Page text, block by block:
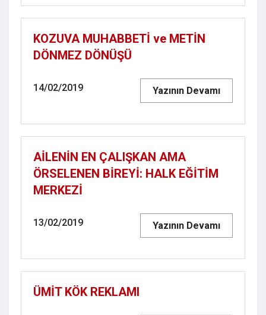
KOZUVA MUHABBETİ ve METİN
DÖNMEZ DÖNÜŞÜ
14/02/2019 Yazının Devamı
AİLENİN EN ÇALIŞKAN AMA
ÖRSELENEN BİREYİ: HALK EĞİTİM
MERKEZİ
13/02/2019 Yazının Devamı
ÜMİT KÖK REKLAMI